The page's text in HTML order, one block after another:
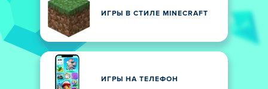
ИГРЫ В СТИЛЕ MINECRAFT
ИГРЫ НА ТЕЛЕФОН